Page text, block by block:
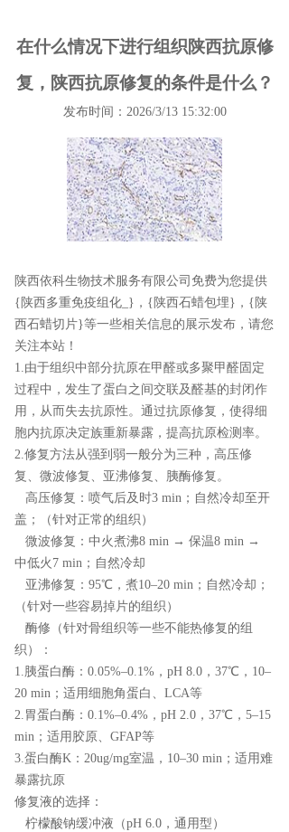
在什么情况下进行组织陕西抗原修
复，陕西抗原修复的条件是什么？
发布时间：2026/3/13 15:32:00
陕西依科生物技术服务有限公司免费为您提供
{陕西多重免疫组化_} ，{陕西石蜡包埋}，{陕
西石蜡切片}等一些相关信息的展示发布，请您
关注本站！
1.由于组织中部分抗原在甲醛或多聚甲醛固定
过程中，发生了蛋白之间交联及醛基的封闭作
用，从而失去抗原性。通过抗原修复，使得细
胞内抗原决定族重新暴露，提高抗原检测率。
2.修复方法从强到弱一般分为三种，高压修
复、微波修复、亚沸修复、胰酶修复。
高压修复：喷气后及时3 min；自然冷却至开
盖；（针对正常的组织）
微波修复：中火煮沸8 min → 保温8 min →
中低火7 min；自然冷却
亚沸修复：95℃，煮10–20 min；自然冷却；
（针对一些容易掉片的组织）
酶修（针对骨组织等一些不能热修复的组
织）：
1.胰蛋白酶：0.05%–0.1%，pH 8.0，37℃，10–
20 min；适用细胞角蛋白、LCA等
2.胃蛋白酶：0.1%–0.4%，pH 2.0，37℃，5–15
min；适用胶原、GFAP等
3.蛋白酶K：20ug/mg室温，10–30 min；适用难
暴露抗原
修复液的选择：
柠檬酸钠缓冲液（pH 6.0，通用型）